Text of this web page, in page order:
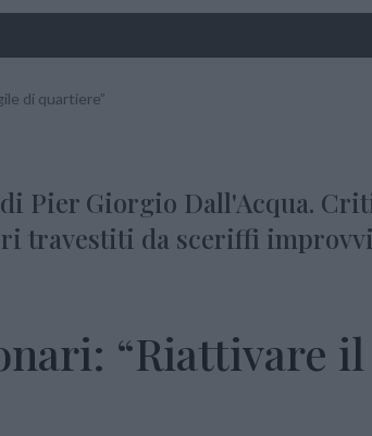
di quartiere”
Pier Giorgio Dall'Acqua.
travestiti da sceriffi
“Riattivare il